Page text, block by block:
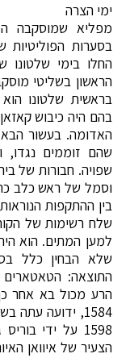
ימי הצרה
מפליא שמוסקבה
בסערות
הראשון בשליטי
בראשית שלטונו
בהם היה כיבוש
האדומה. בעשור
שהם זוממים
שפויה. חבורות של
וסמל של ראש כלב
בין ההתקפות
שלח רשימות של
למען המתים. הוא
שלא הבחין כלל
הרע מכול בא אחר
1584, ידועה
1598 על ידי
הצעיר של איוואן